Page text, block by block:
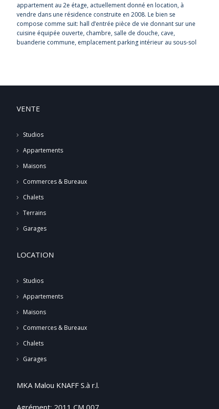
appartement au 2e étage, actuellement donné en location, à
vendre dans une résidence construite en 2008. Le bien se
compose comme suit: hall d’entrée pièce de vie donnant sur une
cuisine équipée ouverte, chambre, salle de douche, cave,
buanderie commune, emplacement parking intérieur au sous-sol
VENTE
Studios
Appartements
Maisons
Commerces & Bureaux
Chalets
Terrains
Garages
LOCATION
Studios
Appartements
Maisons
Commerces & Bureaux
Chalets
Garages
MKA Malou KNAFF S.à r.l.